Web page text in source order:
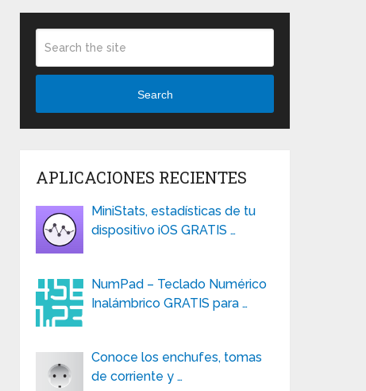
Search
APLICACIONES RECIENTES
MiniStats, estadísticas de tu
dispositivo iOS GRATIS …
NumPad – Teclado Numérico
Inalámbrico GRATIS para …
Conoce los enchufes, tomas
de corriente y …